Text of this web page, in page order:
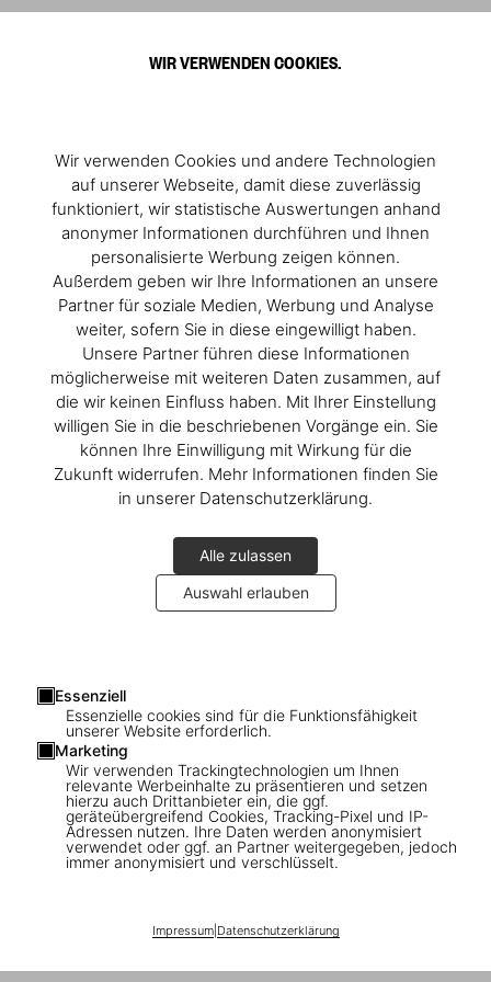
WIR VERWENDEN COOKIES.
Wir verwenden Cookies und andere Technologien
auf unserer Webseite, damit diese zuverlässig
funktioniert, wir statistische Auswertungen anhand
anonymer Informationen durchführen und Ihnen
personalisierte Werbung zeigen können.
Außerdem geben wir Ihre Informationen an unsere
Partner für soziale Medien, Werbung und Analyse
weiter, sofern Sie in diese eingewilligt haben.
Unsere Partner führen diese Informationen
möglicherweise mit weiteren Daten zusammen, auf
die wir keinen Einfluss haben. Mit Ihrer Einstellung
willigen Sie in die beschriebenen Vorgänge ein. Sie
können Ihre Einwilligung mit Wirkung für die
Zukunft widerrufen. Mehr Informationen finden Sie
in unserer Datenschutzerklärung.
Alle zulassen
Auswahl erlauben
Essenziell
Essenzielle cookies sind für die Funktionsfähigkeit
unserer Website erforderlich.
Marketing
Wir verwenden Trackingtechnologien um Ihnen
relevante Werbeinhalte zu präsentieren und setzen
hierzu auch Drittanbieter ein, die ggf.
geräteübergreifend Cookies, Tracking-Pixel und IP-
Adressen nutzen. Ihre Daten werden anonymisiert
verwendet oder ggf. an Partner weitergegeben, jedoch
immer anonymisiert und verschlüsselt.
Impressum| Datenschutzerklärung
Connect
Company
Verbraucherinformationen
Abonnieren Sie unseren Newsletter
2026– TASCHEN GmbH, Hohenzollernring 53, D–50672